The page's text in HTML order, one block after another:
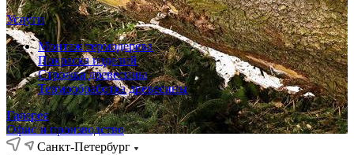
Услуги
Монтаж термодерева
Покраска изделий
Строжка древесины
Термообработка древесины
Галерея
Офис и производство
Санкт-Петербург